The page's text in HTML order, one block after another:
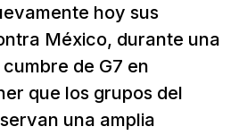
hoy sus
México, durante una
de G7 en
que los grupos del
una amplia